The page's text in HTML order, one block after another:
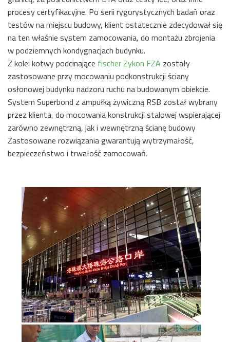
procesy certyfikacyjne. Po serii rygorystycznych badań oraz
testów na miejscu budowy, klient ostatecznie zdecydował się
na ten właśnie system zamocowania, do montażu zbrojenia
w podziemnych kondygnacjach budynku.
Z kolei kotwy podcinające fischer Zykon FZA zostały
zastosowane przy mocowaniu podkonstrukcji ściany
osłonowej budynku nadzoru ruchu na budowanym obiekcie.
System Superbond z ampułką żywiczną RSB został wybrany
przez klienta, do mocowania konstrukcji stalowej wspierającej
zarówno zewnętrzną, jak i wewnętrzną ścianę budowy
Zastosowane rozwiązania gwarantują wytrzymałość,
bezpieczeństwo i trwałość zamocowań.